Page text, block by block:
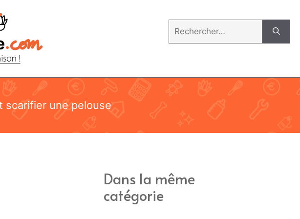
une pelouse
Dans la même
catégorie